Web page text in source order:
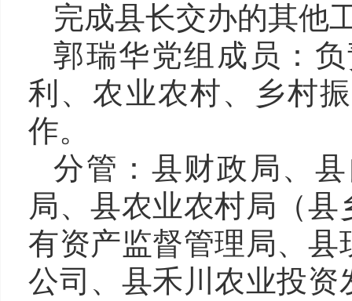
完成县长交办的其他
郭瑞华党组成员 ：
利、农业农村、乡村
作。
分管： 县财政局、
局、县农业农村局（
有资产监督管理局、
公司 、 县禾川农业投资